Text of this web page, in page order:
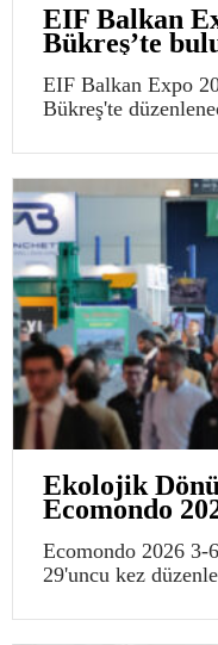
EIF Balkan
Bükreş’te
EIF Balkan Expo
Bükreş'te
Ekolojik
Ecomondo
Ecomondo 2026 3-
29'uncu kez